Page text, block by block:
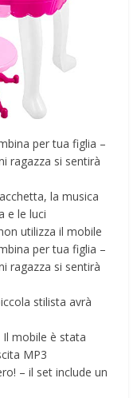
per tua figlia –
ragazza si sentirà
la musica
e le luci
utilizza il mobile
per tua figlia –
ragazza si sentirà
stilista avrà
Il mobile è stata
MP3
– il set include un